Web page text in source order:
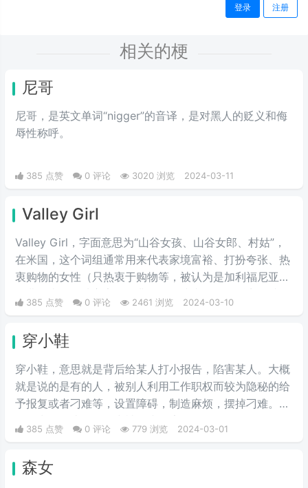
登录 注册
相关的梗
尼哥
尼哥，是英文单词“nigger”的音译，是对黑人的贬义和侮
辱性称呼。
385 点赞 0 评论 3020 浏览 2024-03-11
Valley Girl
Valley Girl，字面意思为“山谷女孩、山谷女郎、村姑”，
在米国，这个词组通常用来代表家境富裕、打扮夸张、热
衷购物的女性（只热衷于购物等，被认为是加利福尼亚州
形容波大无脑又拜金虚荣的金发妹，一般被如此称呼的女
娘。
385 点赞 0 评论 2461 浏览 2024-03-10
穿小鞋
穿小鞋，意思就是背后给某人打小报告，陷害某人。大概
就是说的是有的人，被别人利用工作职权而较为隐秘的给
予报复或者刁难等，设置障碍，制造麻烦，摆掉刁难。一
385 点赞 0 评论 779 浏览 2024-03-01
森女